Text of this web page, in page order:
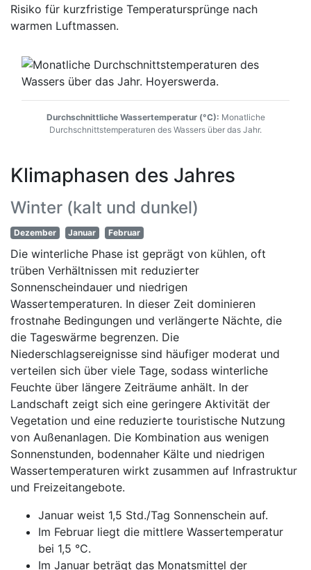
Risiko für kurzfristige Temperatursprünge nach
warmen Luftmassen.
Durchschnittliche Wassertemperatur (°C): Monatliche
Durchschnittstemperaturen des Wassers über das Jahr.
Klimaphasen des Jahres
Winter (kalt und dunkel)
Dezember Januar Februar
Die winterliche Phase ist geprägt von kühlen, oft
trüben Verhältnissen mit reduzierter
Sonnenscheindauer und niedrigen
Wassertemperaturen. In dieser Zeit dominieren
frostnahe Bedingungen und verlängerte Nächte, die
die Tageswärme begrenzen. Die
Niederschlagsereignisse sind häufiger moderat und
verteilen sich über viele Tage, sodass winterliche
Feuchte über längere Zeiträume anhält. In der
Landschaft zeigt sich eine geringere Aktivität der
Vegetation und eine reduzierte touristische Nutzung
von Außenanlagen. Die Kombination aus wenigen
Sonnenstunden, bodennaher Kälte und niedrigen
Wassertemperaturen wirkt zusammen auf Infrastruktur
und Freizeitangebote.
Januar weist 1,5 Std./Tag Sonnenschein auf.
Im Februar liegt die mittlere Wassertemperatur
bei 1,5 °C.
Im Januar beträgt das Monatsmittel der